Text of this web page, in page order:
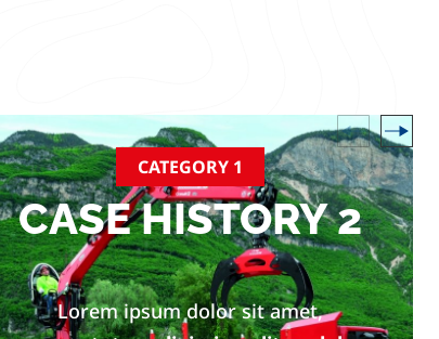
CATEGORY 1
CASE HISTORY 2
Lorem ipsum dolor sit amet,